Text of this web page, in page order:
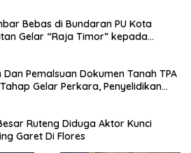
Bebas di Bundaran PU Kota
Gelar “Raja Timor” kepada
Pemalsuan Dokumen Tanah TPA
Gelar Perkara, Penyelidikan
Ruteng Diduga Aktor Kunci
Garet Di Flores